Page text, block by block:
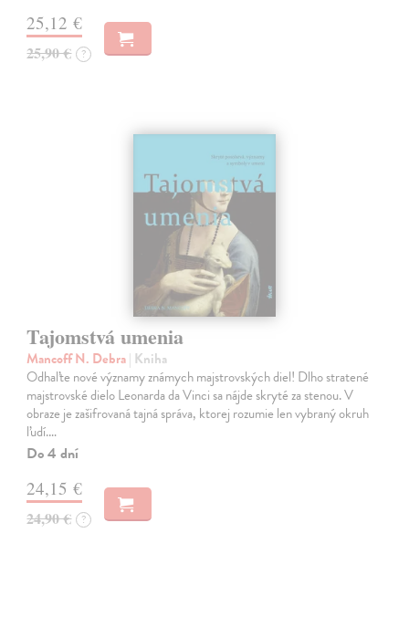
25,12 €
25,90 € ?
Tajomstvá umenia
Mancoff N. Debra| Kniha
Odhaľte nové významy známych majstrovských diel! Dlho stratené
majstrovské dielo Leonarda da Vinci sa nájde skryté za stenou. V
obraze je zašifrovaná tajná správa, ktorej rozumie len vybraný okruh
ľudí.…
Do 4 dní
24,15 €
24,90 € ?